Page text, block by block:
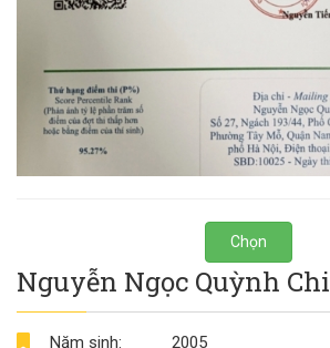
Chọn
Nguyễn Ngọc Quỳnh Chi
Năm sinh: 2005